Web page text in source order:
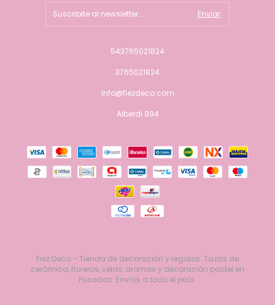
543765021824
3765021824
info@fiezdeco.com
Alberdi 894
Fiez Deco – Tienda de decoración y regalos. Tazas de
cerámica, floreros, velas, aromas y decoración pastel en
Posadas. Envíos a todo el país.